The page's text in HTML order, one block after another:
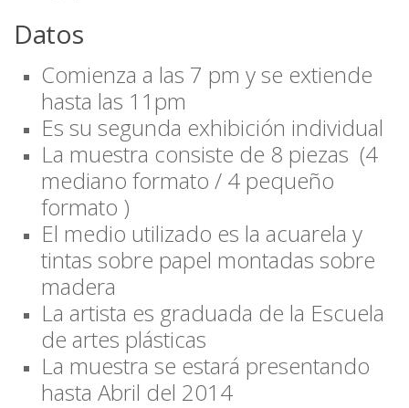
Datos
Comienza a las 7 pm y se extiende
hasta las 11pm
Es su segunda exhibición individual
La muestra consiste de 8 piezas (4
mediano formato / 4 pequeño
formato )
El medio utilizado es la acuarela y
tintas sobre papel montadas sobre
madera
La artista es graduada de la Escuela
de artes plásticas
La muestra se estará presentando
hasta Abril del 2014